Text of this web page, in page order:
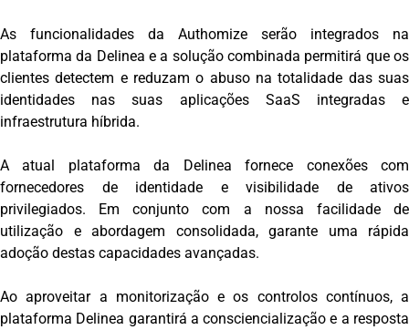
As funcionalidades da Authomize serão integrados na
plataforma da Delinea e a solução combinada permitirá que os
clientes detectem e reduzam o abuso na totalidade das suas
identidades nas suas aplicações SaaS integradas e
infraestrutura híbrida.
A atual plataforma da Delinea fornece conexões com
fornecedores de identidade e visibilidade de ativos
privilegiados. Em conjunto com a nossa facilidade de
utilização e abordagem consolidada, garante uma rápida
adoção destas capacidades avançadas.
Ao aproveitar a monitorização e os controlos contínuos, a
plataforma Delinea garantirá a consciencialização e a resposta